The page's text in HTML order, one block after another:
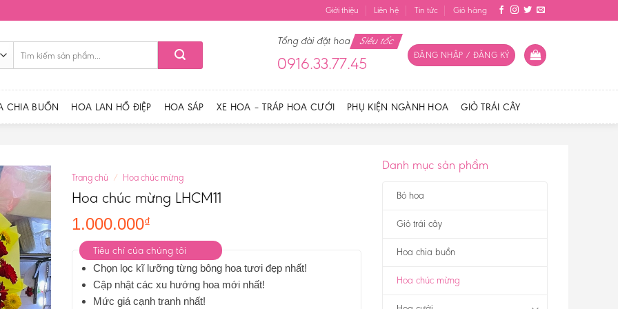
Giới thiệu Liên hệ Tin tức Giỏ hàng
kiếm:
Tổng đài đặt hoa Siêu tốc
0916.33.77.45 ĐĂNG NHẬP / ĐĂNG KÝ
CHIA BUỒN HOA LAN HỒ ĐIỆP HOA SÁP XE HOA – TRÁP HOA CƯỚI PHỤ KIỆN NGÀNH HOA GIỎ TRÁI CÂY
Danh mục sản phẩm
Bó hoa
Giỏ trái cây
Hoa chia buồn
Hoa chúc mừng
Trang chủ / Hoa chúc mừng
Hoa chúc mừng LHCM11
1.000.000₫
Tiêu chí của chúng tôi
Chọn lọc kĩ lưỡng từng bông hoa tươi đẹp nhất!
Cập nhật các xu hướng hoa mới nhất!
Mức giá cạnh tranh nhất!